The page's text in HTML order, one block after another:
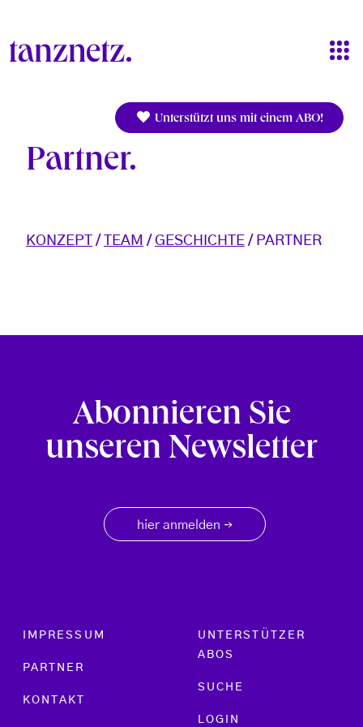
Unterstützt uns mit einem ABO!
Partner
KONZEPT / TEAM / GESCHICHTE / PARTNER
Abonnieren Sie
unseren Newsletter
hier anmelden →
Footer menu
IMPRESSUM
PARTNER
KONTAKT
UNTERSTÜTZER
ABOS
SUCHE
LOGIN